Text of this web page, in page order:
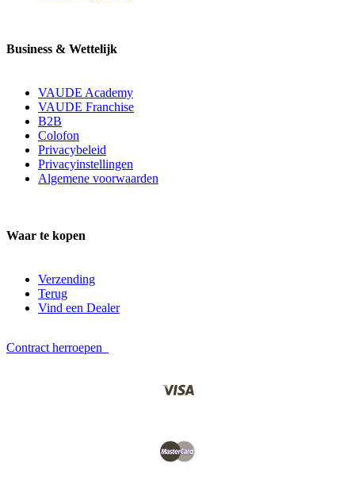
Business & Wettelijk
VAUDE Academy
VAUDE Franchise
B2B
Colofon
Privacybeleid
Privacyinstellingen
Algemene voorwaarden
Waar te kopen
Verzending
Terug
Vind een Dealer
Contract herroepen